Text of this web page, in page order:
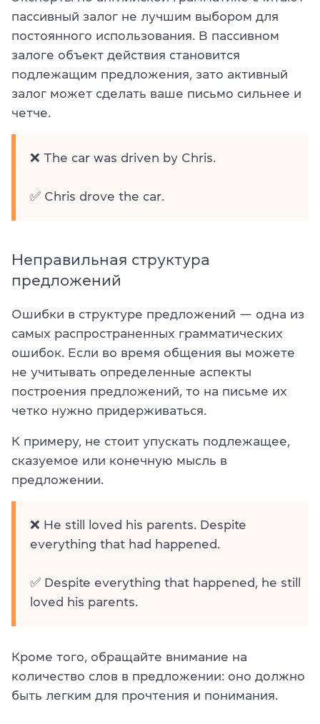
пассивный залог не лучшим выбором для
постоянного использования. В пассивном
залоге объект действия становится
подлежащим предложения, зато активный
залог может сделать ваше письмо сильнее и
четче.
❌ The car was driven by Chris.
✅ Chris drove the car.
Неправильная структура
предложений
Ошибки в структуре предложений — одна из
самых распространенных грамматических
ошибок. Если во время общения вы можете
не учитывать определенные аспекты
построения предложений, то на письме их
четко нужно придерживаться.
К примеру, не стоит упускать подлежащее,
сказуемое или конечную мысль в
предложении.
❌ He still loved his parents. Despite
everything that had happened.
✅ Despite everything that happened, he still
loved his parents.
Кроме того, обращайте внимание на
количество слов в предложении: оно должно
быть легким для прочтения и понимания.